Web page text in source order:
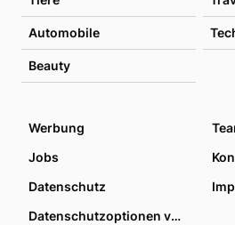
Automobile
Beauty
Werbung
Jobs
Datenschutz
Datenschutzoptionen verwalten